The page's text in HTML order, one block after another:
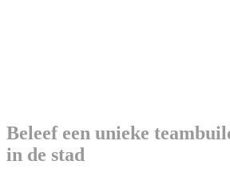
Beleef een unieke
in de stad